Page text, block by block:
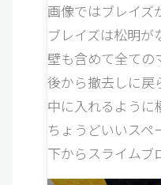
画像ではブレイズ
ブレイズは松明が
壁も含めて全ての
後から撤去しに戻
中に入れるように
ちょうどいいスペ
下からスライムブ